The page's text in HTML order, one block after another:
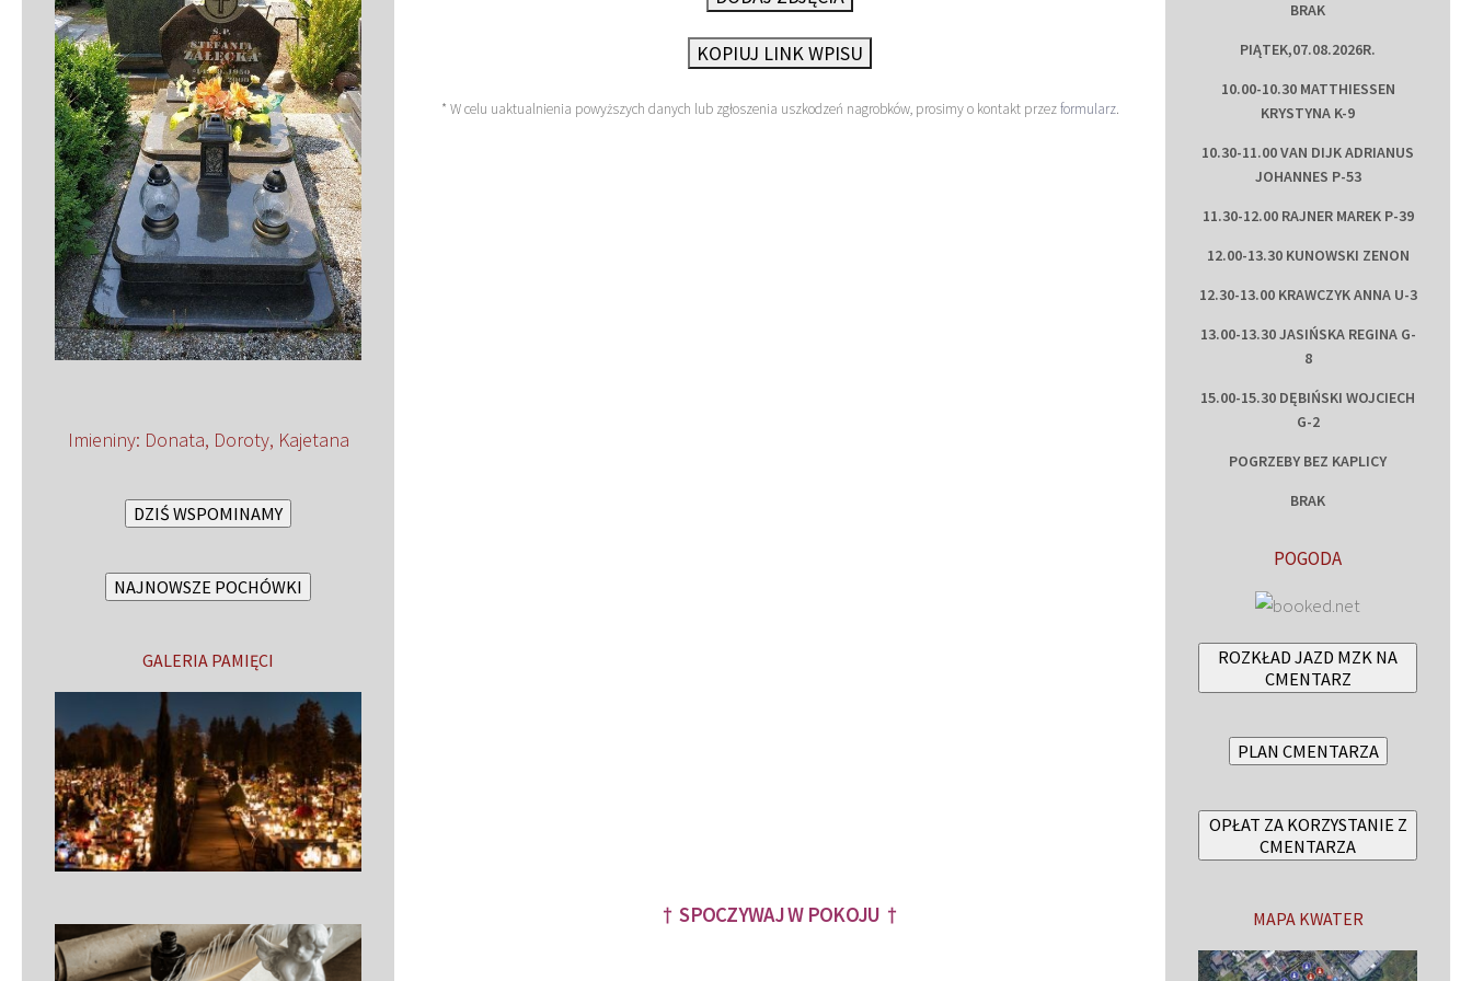
KOPIUJ LINK WPISU
* W celu uaktualnienia powyższych danych lub zgłoszenia uszkodzeń nagrobków, prosimy o kontakt przezformularz.
† SPOCZYWAJ W POKOJU †
Imieniny: Donata, Doroty, Kajetana
DZIŚ WSPOMINAMY
NAJNOWSZE POCHÓWKI
GALERIA PAMIĘCI
BRAK
PIĄTEK,07.08.2026R.
10.00-10.30 MATTHIESSEN
KRYSTYNA K-9
10.30-11.00 VAN DIJK ADRIANUS
JOHANNES P-53
11.30-12.00 RAJNER MAREK P-39
12.00-13.30 KUNOWSKI ZENON
12.30-13.00 KRAWCZYK ANNA U-3
13.00-13.30 JASIŃSKA REGINA G-
8
15.00-15.30 DĘBIŃSKI WOJCIECH
G-2
POGRZEBY BEZ KAPLICY
BRAK
POGODA
ROZKŁAD JAZD MZK NA
CMENTARZ
PLAN CMENTARZA
OPŁAT ZA KORZYSTANIE Z
CMENTARZA
MAPA KWATER